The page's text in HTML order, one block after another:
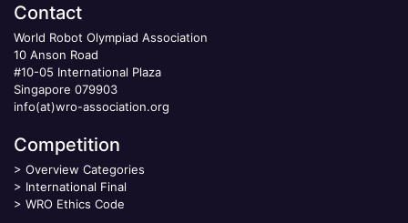
Contact
World Robot Olympiad Association
10 Anson Road
#10-05 International Plaza
Singapore 079903
info(at)wro-association.org
Competition
> Overview Categories
> International Final
> WRO Ethics Code